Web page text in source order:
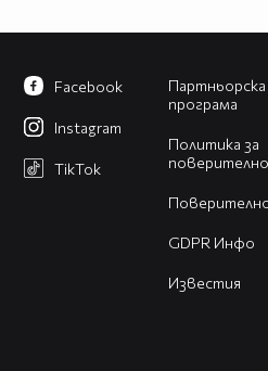
Партньорска
програма
Политика за
GDPR Инфо
Известия
Facebook
Instagram
TikTok